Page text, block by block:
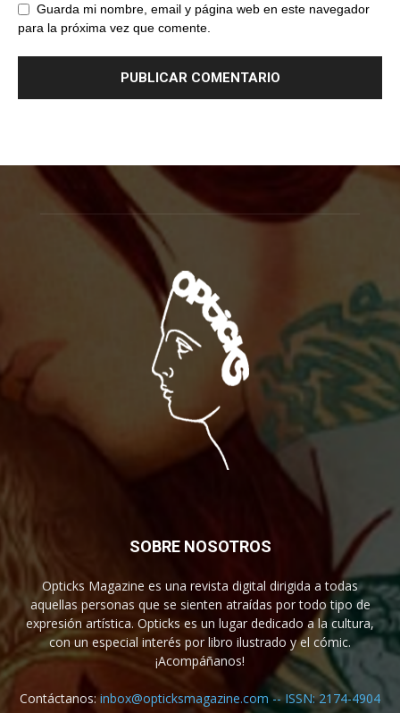
Guarda mi nombre, email y página web en este navegador
para la próxima vez que comente.
SOBRE NOSOTROS
Opticks Magazine es una revista digital dirigida a todas
aquellas personas que se sienten atraídas por todo tipo de
expresión artística. Opticks es un lugar dedicado a la cultura,
con un especial interés por libro ilustrado y el cómic.
¡Acompáñanos!
Contáctanos:inbox@opticksmagazine.com -- ISSN: 2174-4904